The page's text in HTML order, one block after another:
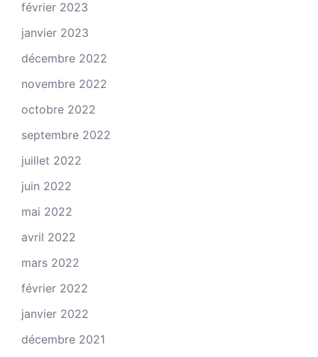
février 2023
janvier 2023
décembre 2022
novembre 2022
octobre 2022
septembre 2022
juillet 2022
juin 2022
mai 2022
avril 2022
mars 2022
février 2022
janvier 2022
décembre 2021